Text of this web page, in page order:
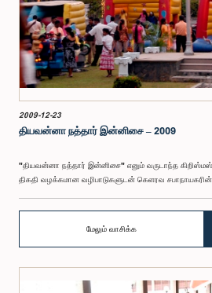
2009-12-23
தியவன்னா நத்தார் இன்னிசை – 2009
"தியவன்னா நத்தார் இன்னிசை" எனும் வருடாந்த கிறிஸ்மஸ்
திகதி வழக்கமான வழிபாடுகளுடன் கெளரவ
மேலும் வாசிக்க